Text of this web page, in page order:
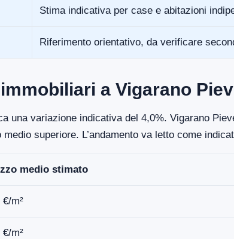
Stima indicativa per case e abitazioni
Riferimento orientativo, da verificare
a Vigarano
una variazione indicativa del 4,0%. Vigarano
superiore. L’andamento va letto come
medio stimato
€/m²
€/m²